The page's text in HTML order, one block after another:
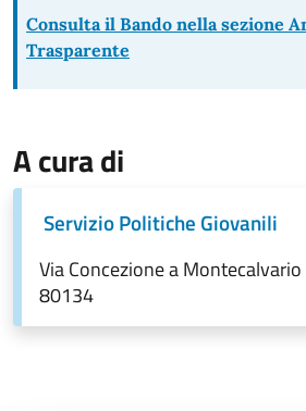
Consulta il Bando nella sezione
Trasparente
A cura di
Servizio Politiche Giovanili
Via Concezione a
80134